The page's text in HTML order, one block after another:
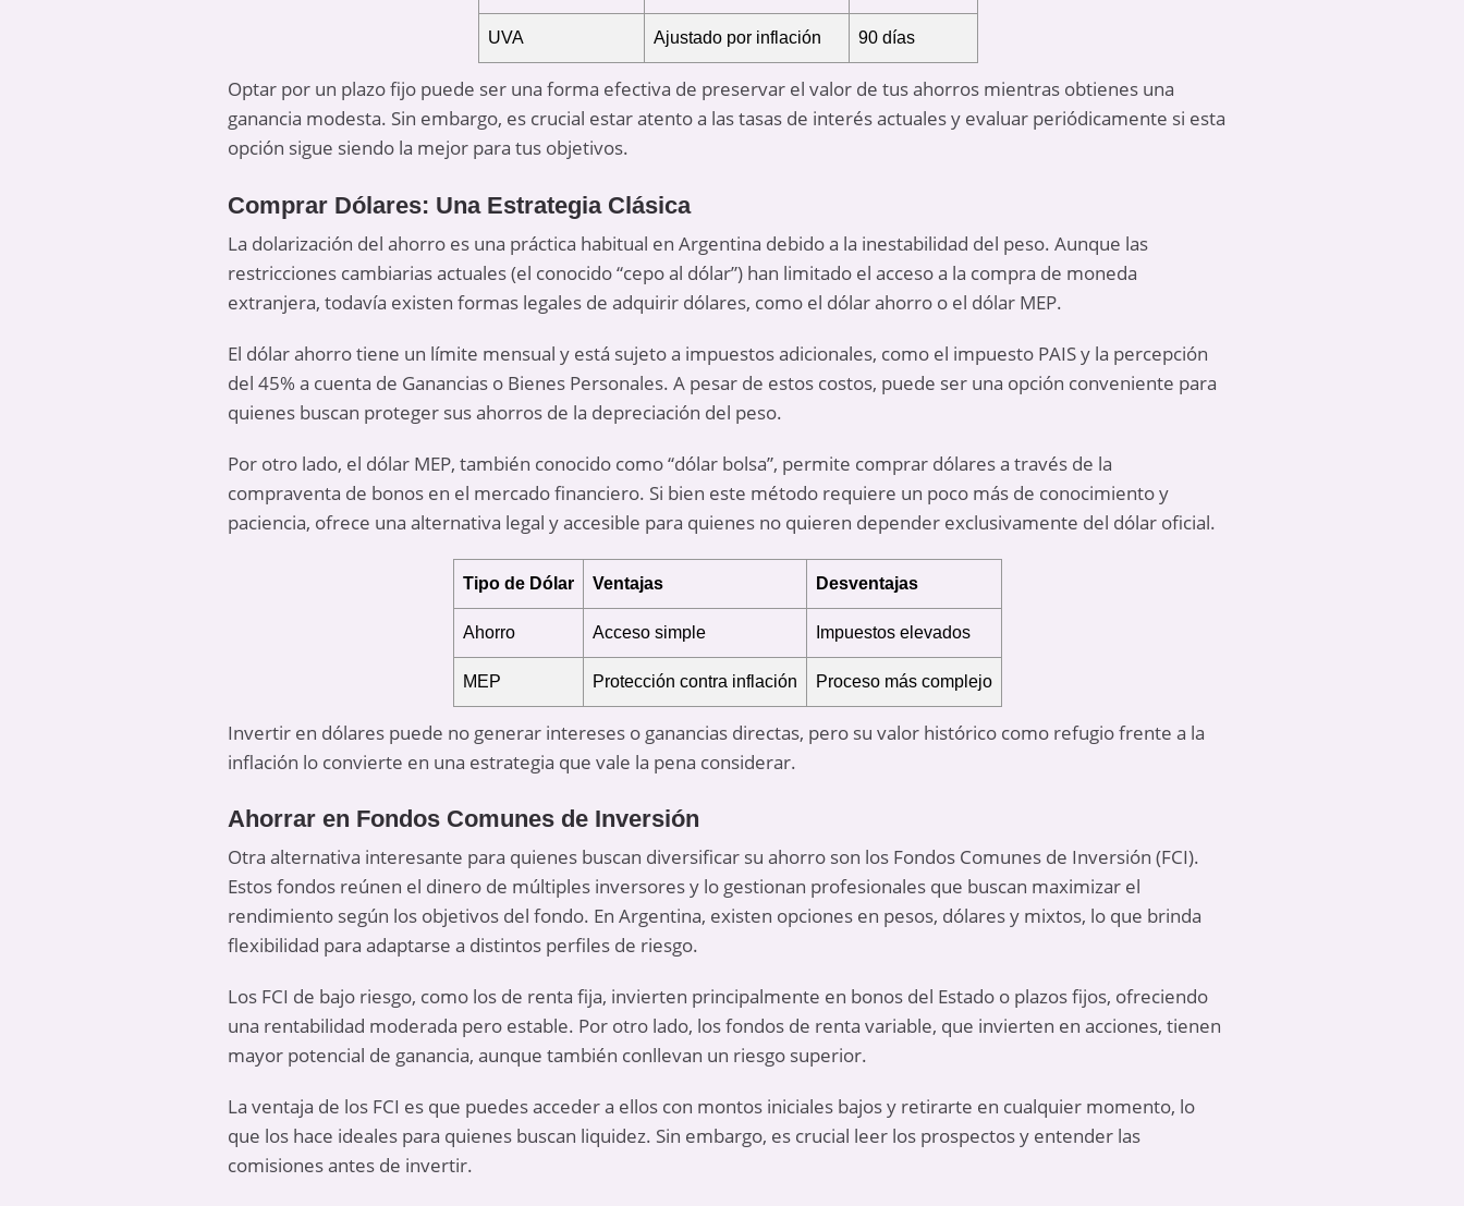
UVA Ajustado por inflación 90 días
Optar por un plazo fijo puede ser una forma efectiva de preservar el valor de tus ahorros mientras obtienes una
ganancia modesta. Sin embargo, es crucial estar atento a las tasas de interés actuales y evaluar periódicamente si esta
opción sigue siendo la mejor para tus objetivos.
Comprar Dólares: Una Estrategia Clásica
La dolarización del ahorro es una práctica habitual en Argentina debido a la inestabilidad del peso. Aunque las
restricciones cambiarias actuales (el conocido “cepo al dólar”) han limitado el acceso a la compra de moneda
extranjera, todavía existen formas legales de adquirir dólares, como el dólar ahorro o el dólar MEP.
El dólar ahorro tiene un límite mensual y está sujeto a impuestos adicionales, como el impuesto PAIS y la percepción
del 45% a cuenta de Ganancias o Bienes Personales. A pesar de estos costos, puede ser una opción conveniente para
quienes buscan proteger sus ahorros de la depreciación del peso.
Por otro lado, el dólar MEP, también conocido como “dólar bolsa”, permite comprar dólares a través de la
compraventa de bonos en el mercado financiero. Si bien este método requiere un poco más de conocimiento y
paciencia, ofrece una alternativa legal y accesible para quienes no quieren depender exclusivamente del dólar oficial.
Tipo de Dólar Ventajas Desventajas
Ahorro Acceso simple Impuestos elevados
MEP Protección contra inflación Proceso más complejo
Invertir en dólares puede no generar intereses o ganancias directas, pero su valor histórico como refugio frente a la
inflación lo convierte en una estrategia que vale la pena considerar.
Ahorrar en Fondos Comunes de Inversión
Otra alternativa interesante para quienes buscan diversificar su ahorro son los Fondos Comunes de Inversión (FCI).
Estos fondos reúnen el dinero de múltiples inversores y lo gestionan profesionales que buscan maximizar el
rendimiento según los objetivos del fondo. En Argentina, existen opciones en pesos, dólares y mixtos, lo que brinda
flexibilidad para adaptarse a distintos perfiles de riesgo.
Los FCI de bajo riesgo, como los de renta fija, invierten principalmente en bonos del Estado o plazos fijos, ofreciendo
una rentabilidad moderada pero estable. Por otro lado, los fondos de renta variable, que invierten en acciones, tienen
mayor potencial de ganancia, aunque también conllevan un riesgo superior.
La ventaja de los FCI es que puedes acceder a ellos con montos iniciales bajos y retirarte en cualquier momento, lo
que los hace ideales para quienes buscan liquidez. Sin embargo, es crucial leer los prospectos y entender las
comisiones antes de invertir.